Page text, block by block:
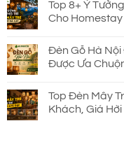
Top 8+ Ý
Cho
Đèn Gỗ Hà
Được Ưa
Top Đèn Mây
Khách, Giá Hời